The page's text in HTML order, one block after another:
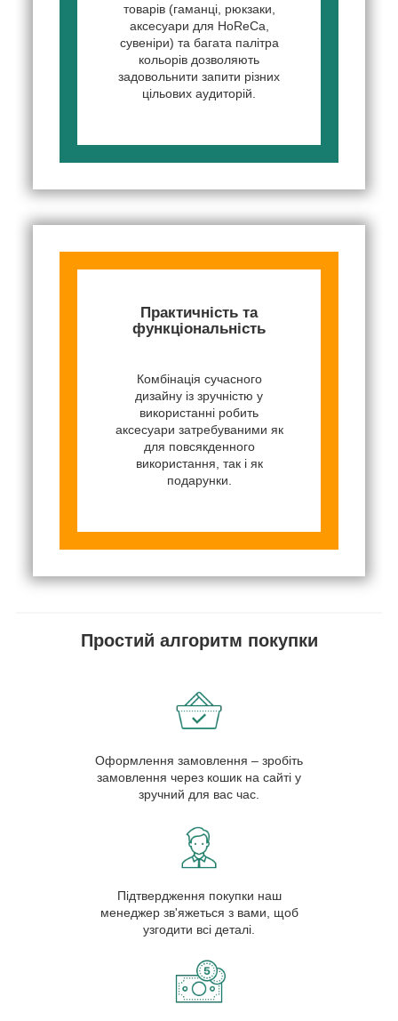
товарів (гаманці, рюкзаки,
аксесуари для HoReCa,
сувеніри) та багата палітра
кольорів дозволяють
задовольнити запити різних
цільових аудиторій.
Практичність та
функціональність
Комбінація сучасного
дизайну із зручністю у
використанні робить
аксесуари затребуваними як
для повсякденного
використання, так і як
подарунки.
Простий алгоритм покупки
Оформлення замовлення – зробіть
замовлення через кошик на сайті у
зручний для вас час.
Підтвердження покупки наш
менеджер зв'яжеться з вами, щоб
узгодити всі деталі.